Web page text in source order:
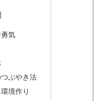
気
ぶやき法
境作り